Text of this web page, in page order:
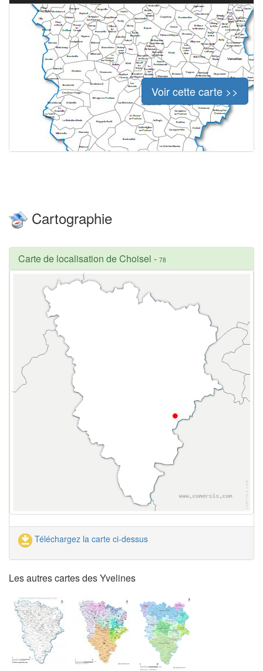
Voir cette carte >>
Cartographie
Carte de localisation de Choisel - 78
Téléchargez la carte ci-dessus
Les autres cartes des Yvelines